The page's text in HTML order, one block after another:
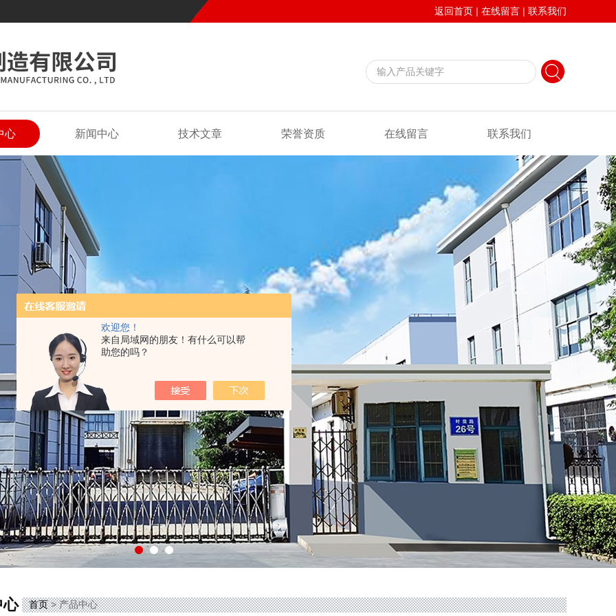
欢迎您！
来自局域网的朋友！有什么可以帮
助您的吗？
返回首页 | 在线留言 | 联系我们
心 新闻中心 技术文章 荣誉资质 在线留言 联系我们
心 首页> 产品中心